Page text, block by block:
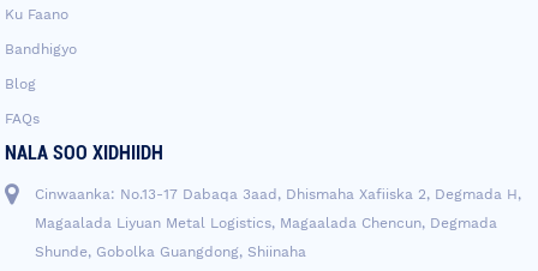
Ku Faano
Bandhigyo
Blog
FAQs
NALA SOO XIDHIIDH
Cinwaanka: No.13-17 Dabaqa 3aad, Dhismaha Xafiiska 2, Degmada H,
Magaalada Liyuan Metal Logistics, Magaalada Chencun, Degmada
Shunde, Gobolka Guangdong, Shiinaha